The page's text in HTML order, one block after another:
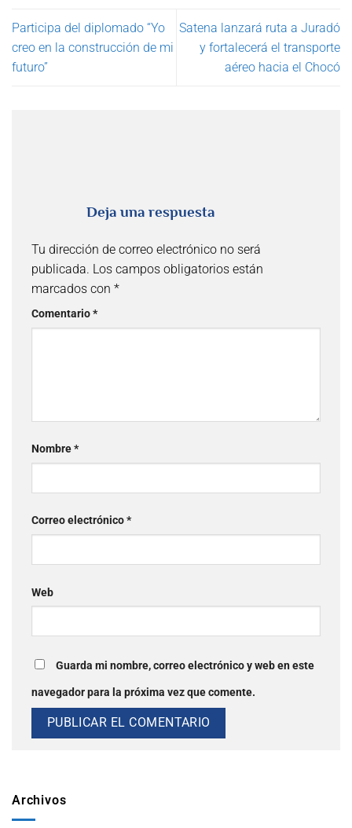
Archivos
Participa del diplomado “Yo
creo en la construcción de mi
futuro”
Satena lanzará ruta a Juradó
y fortalecerá el transporte
aéreo hacia el Chocó
Deja una respuesta
Tu dirección de correo electrónico no será
publicada. Los campos obligatorios están
marcados con *
Comentario*
Nombre*
Correo electrónico*
Web
Guarda mi nombre, correo electrónico y web en este
navegador para la próxima vez que comente.